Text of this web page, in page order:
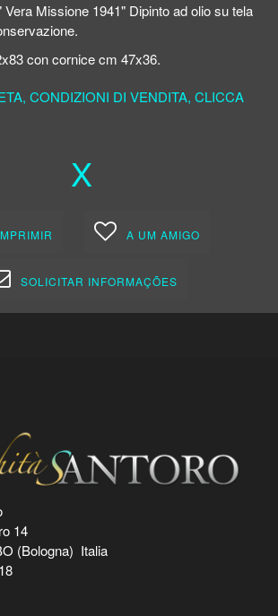
Missione 1941" Dipinto ad olio su tela
con cornice cm 47x36.
CONDIZIONI DI VENDITA, CLICCA
X
A UM AMIGO
SOLICITAR INFORMAÇÕES
14
(Bologna) Italia